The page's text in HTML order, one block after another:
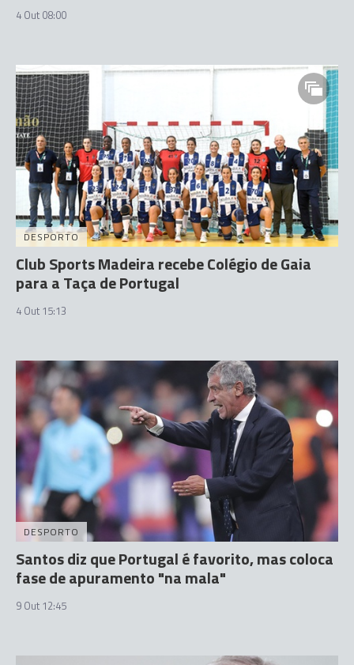
4 Out 08:00
DESPORTO
Club Sports Madeira recebe Colégio de Gaia
para a Taça de Portugal
4 Out 15:13
DESPORTO
Santos diz que Portugal é favorito, mas coloca
fase de apuramento "na mala"
9 Out 12:45